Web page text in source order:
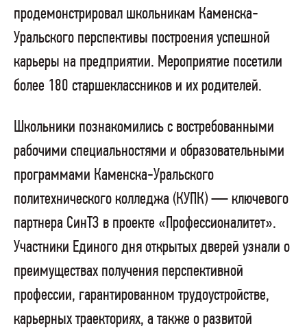
продемонстрировал школьникам Каменска-
Уральского перспективы построения успешной
карьеры на предприятии. Мероприятие посетили
более 180 старшеклассников и их родителей.
Школьники познакомились с востребованными
рабочими специальностями и образовательными
программами Каменска-Уральского
политехнического колледжа (КУПК) — ключевого
партнера СинТЗ в проекте «Профессионалитет».
Участники Единого дня открытых дверей узнали о
преимуществах получения перспективной
профессии, гарантированном трудоустройстве,
карьерных траекториях, а также о развитой